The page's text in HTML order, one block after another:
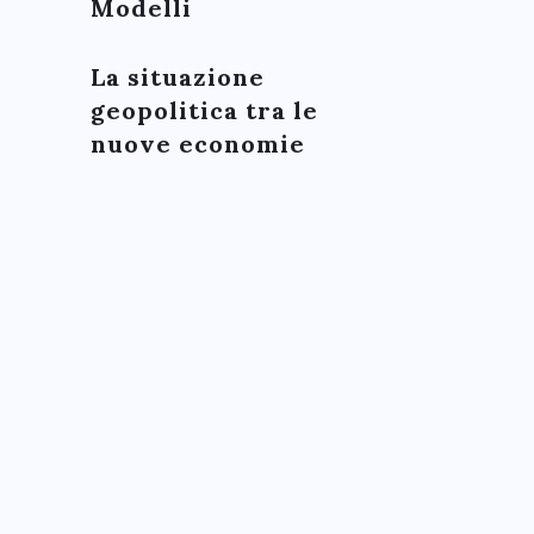
Modelli
La situazione
geopolitica tra le
nuove economie